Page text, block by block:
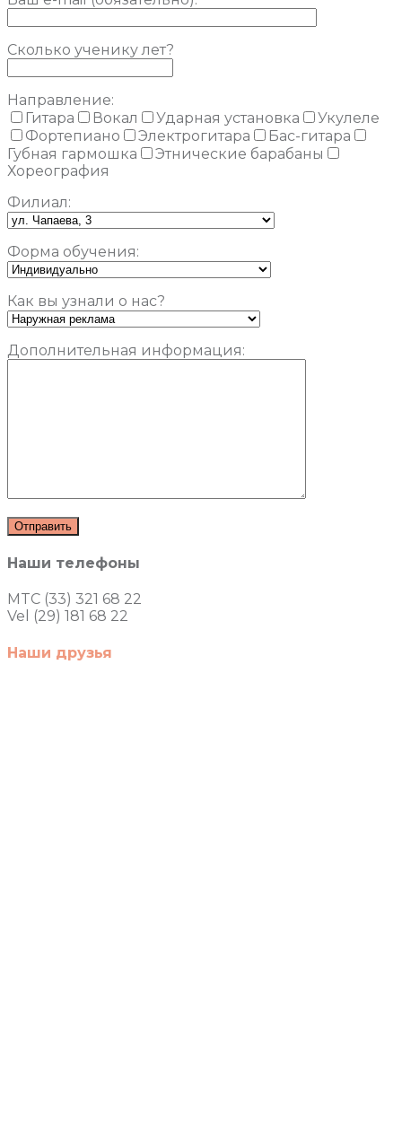
Сколько ученику лет?
Направление:
Гитара
Вокал Ударная установка
Укулеле
Фортепиано
Электрогитара
Бас-гитара
Губная гармошка
Этнические барабаны
Хореография
Филиал:
Форма обучения:
Как вы узнали о нас?
Дополнительная информация:
Наши телефоны
MTC (33) 321 68 22
Vel (29) 181 68 22
Наши друзья